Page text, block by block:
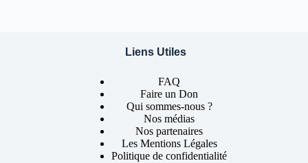
Liens Utiles
FAQ
Faire un Don
Qui sommes-nous ?
Nos médias
Nos partenaires
Les Mentions Légales
Politique de confidentialité